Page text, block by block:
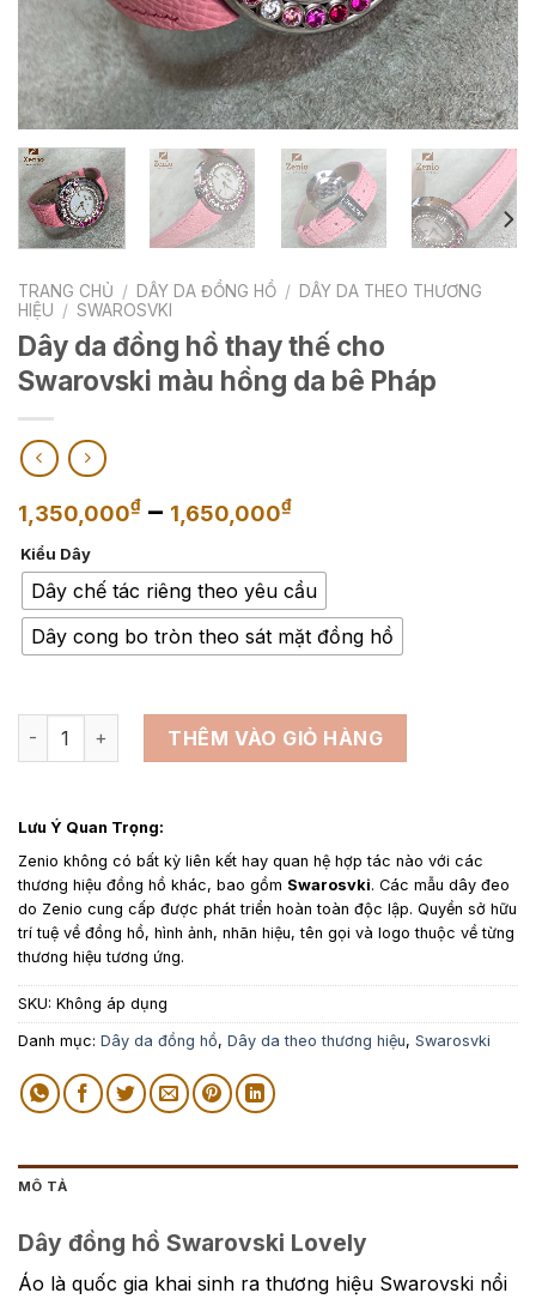
TRANG CHỦ / DÂY DA ĐỒNG HỒ / DÂY DA THEO THƯƠNG
HIỆU / SWAROSVKI
Dây da đồng hồ thay thế cho
Swarovski màu hồng da bê Pháp
1,350,000₫ – 1,650,000₫Khoảng
từ
1,350,000₫
đến
1,650,000₫
Kiểu Dây
Dây chế tác riêng theo yêu cầu
Dây cong bo tròn theo sát mặt đồng hồ
Dây da đồng hồ thay thế cho Swarovski màu hồng da bê
THÊM VÀO GIỎ HÀNG
Lưu Ý Quan Trọng:
Zenio không có bất kỳ liên kết hay quan hệ hợp tác nào với các
thương hiệu đồng hồ khác, bao gồm Swarosvki. Các mẫu dây đeo
do Zenio cung cấp được phát triển hoàn toàn độc lập. Quyền sở hữu
trí tuệ về đồng hồ, hình ảnh, nhãn hiệu, tên gọi và logo thuộc về từng
thương hiệu tương ứng.
SKU: Không áp dụng
Danh mục: Dây da đồng hồ, Dây da theo thương hiệu, Swarosvki
MÔ TẢ
Dây đồng hồ Swarovski Lovely
Áo là quốc gia khai sinh ra thương hiệu Swarovski nổi